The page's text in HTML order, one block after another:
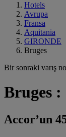
Hotels
Avrupa
Fransa
Aquitania
GIRONDE
Bruges
Bir sonraki varış
Bruges :
Accor’un